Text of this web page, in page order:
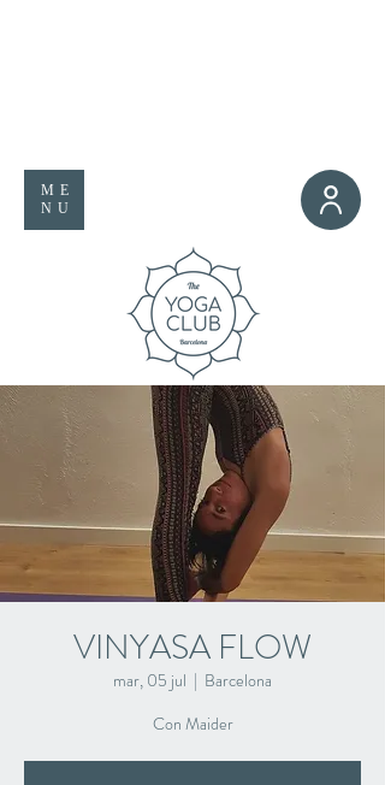
ME
NU
VINYASA FLOW
mar, 05 jul
  |
Barcelona
Con Maider